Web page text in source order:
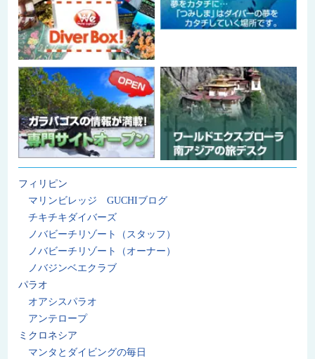
フィリピン
マリンビレッジ GUCHIブログ
チキチキダイバーズ
ノバビーチリゾート（スタッフ）
ノバビーチリゾート（オーナー）
ノバジンベエクラブ
パラオ
オアシスパラオ
アンテロープ
ミクロネシア
マンタとダイビングの毎日